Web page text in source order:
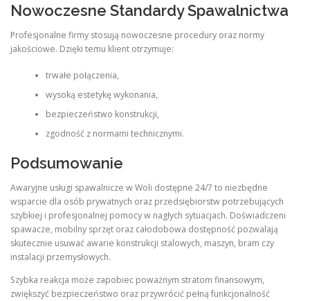
Nowoczesne Standardy Spawalnictwa
Profesjonalne firmy stosują nowoczesne procedury oraz normy
jakościowe. Dzięki temu klient otrzymuje:
trwałe połączenia,
wysoką estetykę wykonania,
bezpieczeństwo konstrukcji,
zgodność z normami technicznymi.
Podsumowanie
Awaryjne usługi spawalnicze w Woli dostępne 24/7 to niezbędne
wsparcie dla osób prywatnych oraz przedsiębiorstw potrzebujących
szybkiej i profesjonalnej pomocy w nagłych sytuacjach. Doświadczeni
spawacze, mobilny sprzęt oraz całodobowa dostępność pozwalają
skutecznie usuwać awarie konstrukcji stalowych, maszyn, bram czy
instalacji przemysłowych.
Szybka reakcja może zapobiec poważnym stratom finansowym,
zwiększyć bezpieczeństwo oraz przywrócić pełną funkcjonalność